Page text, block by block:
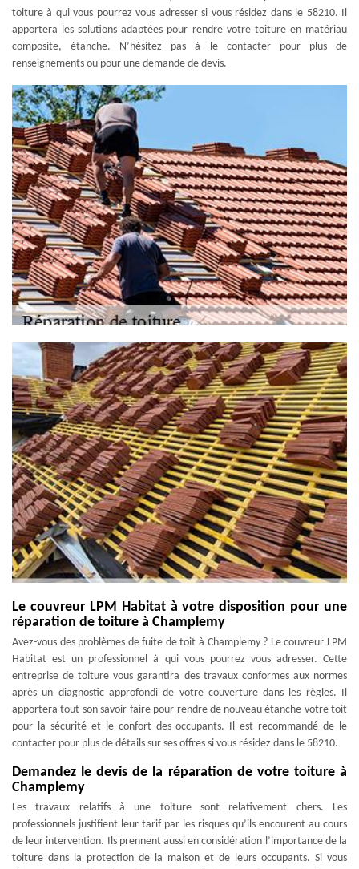
toiture à qui vous pourrez vous adresser si vous résidez dans le 58210. Il
apportera les solutions adaptées pour rendre votre toiture en matériau
composite, étanche. N’hésitez pas à le contacter pour plus de
renseignements ou pour une demande de devis.
Le couvreur LPM Habitat à votre disposition pour une
réparation de toiture à Champlemy
Avez-vous des problèmes de fuite de toit à Champlemy ? Le couvreur LPM
Habitat est un professionnel à qui vous pourrez vous adresser. Cette
entreprise de toiture vous garantira des travaux conformes aux normes
après un diagnostic approfondi de votre couverture dans les règles. Il
apportera tout son savoir-faire pour rendre de nouveau étanche votre toit
pour la sécurité et le confort des occupants. Il est recommandé de le
contacter pour plus de détails sur ses offres si vous résidez dans le 58210.
Demandez le devis de la réparation de votre toiture à
Champlemy
Les travaux relatifs à une toiture sont relativement chers. Les
professionnels justifient leur tarif par les risques qu’ils encourent au cours
de leur intervention. Ils prennent aussi en considération l’importance de la
toiture dans la protection de la maison et de leurs occupants. Si vous